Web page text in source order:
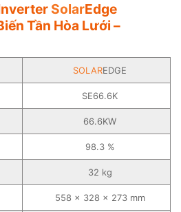
SolarEdge
Tần Hòa Lưới –
SOLAREDGE
SE66.6K
66.6KW
98.3 %
32 kg
558 x 328 x 273 mm